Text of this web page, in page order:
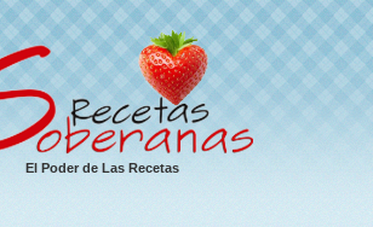
El Poder de Las Recetas